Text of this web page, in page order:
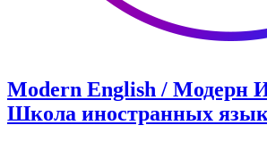
Modern English / Модерн
Школа иностранных